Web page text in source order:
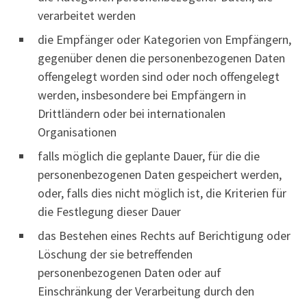
verarbeitet werden
die Empfänger oder Kategorien von Empfängern,
gegenüber denen die personenbezogenen Daten
offengelegt worden sind oder noch offengelegt
werden, insbesondere bei Empfängern in
Drittländern oder bei internationalen
Organisationen
falls möglich die geplante Dauer, für die die
personenbezogenen Daten gespeichert werden,
oder, falls dies nicht möglich ist, die Kriterien für
die Festlegung dieser Dauer
das Bestehen eines Rechts auf Berichtigung oder
Löschung der sie betreffenden
personenbezogenen Daten oder auf
Einschränkung der Verarbeitung durch den